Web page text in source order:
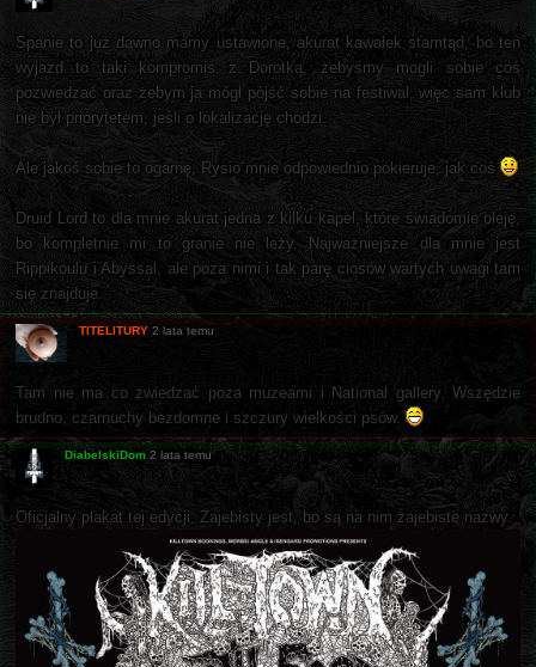
Spanie to już dawno mamy ustawione, akurat kawałek stamtąd, bo ten
wyjazd to taki kompromis z Dorotką, żebyśmy mogli sobie coś
pozwiedzać oraz żebym ja mógł pójść sobie na festiwal, więc sam klub
nie był priorytetem, jeśli o lokalizację chodzi.
Ale jakoś sobie to ogarnę, Rysio mnie odpowiednio pokieruje, jak coś
Druid Lord to dla mnie akurat jedna z kilku kapel, które świadomie oleję,
bo kompletnie mi to granie nie leży. Najważniejsze dla mnie jest
Rippikoulu i Abyssal, ale poza nimi i tak parę ciosów wartych uwagi tam
się znajduje.
TITELITURY 2 lata temu
Tam nie ma co zwiedzać poza muzeami i National gallery. Wszędzie
brudno, czarnuchy bezdomne i szczury wielkości psów.
DiabelskiDom 2 lata temu
Oficjalny plakat tej edycji. Zajebisty jest, bo są na nim zajebiste nazwy.